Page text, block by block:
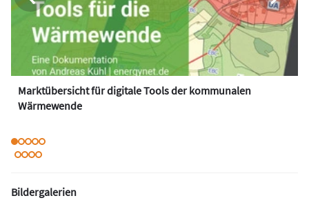
Marktübersicht für digitale Tools der kommunalen
Wärmewende
Bildergalerien